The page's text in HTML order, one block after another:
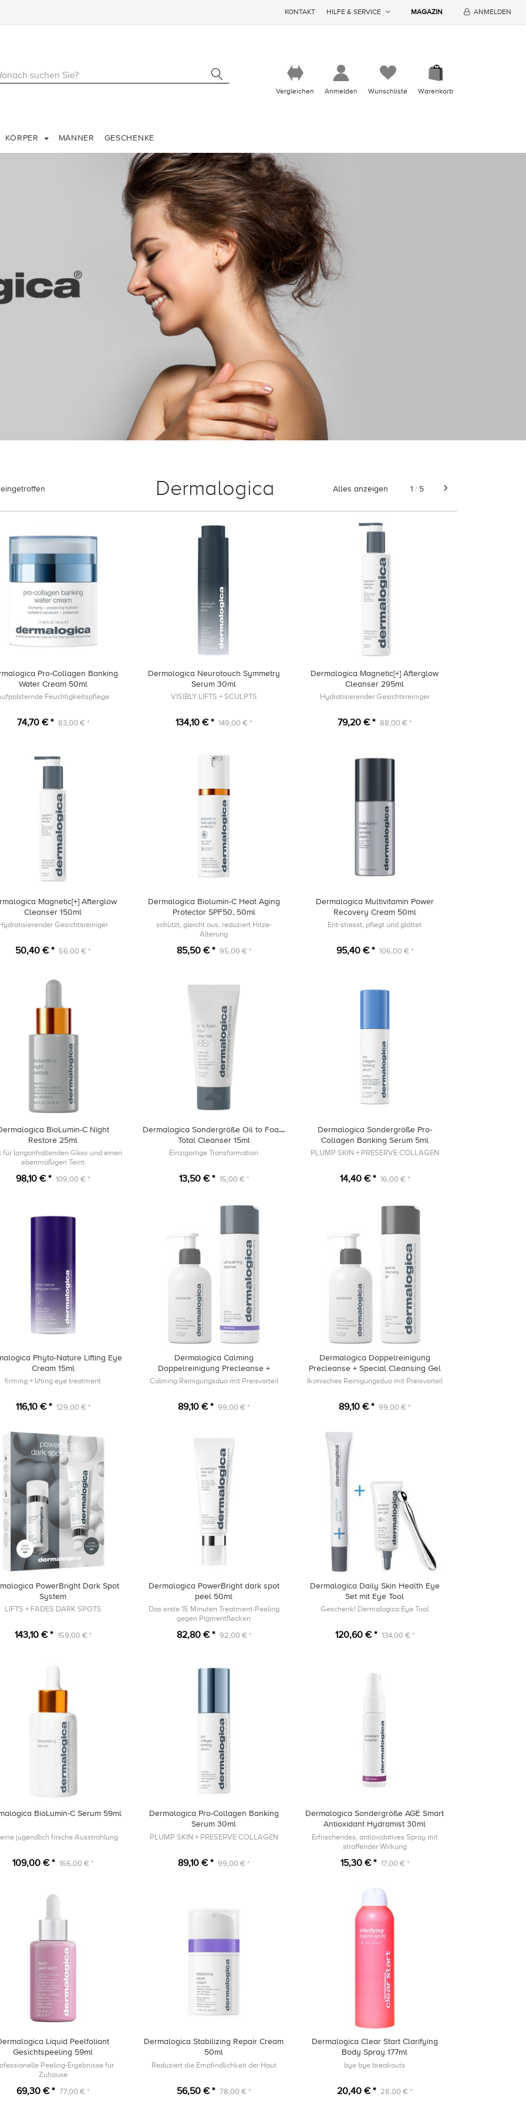
KONTAKT HILFE & SERVICE MAGAZIN ANMELDEN
Vergleichen Anmelden Wunschliste Warenkorb
KÖRPER MÄNNER GESCHENKE
Dermalogica Alles anzeigen 1 / 5
Pro-Collagen Banking
Water Cream 50ml
Feuchtigkeitspflege
74,70 € * 83,00 € *
Dermologica Neurotouch Symmetry
Serum 30ml
VISIBLY LIFTS + SCULPTS
134,10 € * 149,00 € *
Dermalogica Magnetic[+] Afterglow
Cleanser 295ml
Hydratisierender Gesichtsreiniger
79,20 € * 88,00 € *
Magnetic[+] Afterglow
Cleanser 150ml
Gesichtsreiniger
50,40 € * 56,00 € *
Dermalogica Biolumin-C Heat Aging
Protector SPF50, 50ml
schützt, gleicht aus, reduziert Hitze-
Alterung
85,50 € * 95,00 € *
Dermalogica Multivitamin Power
Recovery Cream 50ml
Ent-stresst, pflegt und glättet
95,40 € * 106,00 € *
BioLumin-C Night
Restore 25ml
für langanhaltenden Glow und einen
ebenmäßigen Teint
98,10 € * 109,00 € *
Dermalogica Sondergröße Oil to Foam
Total Cleanser 15ml
Einzigartige Transformation
13,50 € * 15,00 € *
Dermalogica Sondergröße Pro-
Collagen Banking Serum 5ml
PLUMP SKIN + PRESERVE COLLAGEN
14,40 € * 16,00 € *
Phyto-Nature Lifting Eye
Cream 15ml
firming + lifting eye treatment
116,10 € * 129,00 € *
Dermalogica Calming
Doppelreinigung Precleanse +
UltraCalming Cleanser
Calming Reinigungsduo mit Preisvorteil
89,10 € * 99,00 € *
Dermalogica Doppelreinigung
Precleanse + Special Cleansing Gel
Ikonisches Reinigungsduo mit Preisvorteil
89,10 € * 99,00 € *
PowerBright Dark Spot
System
LIFTS + FADES DARK SPOTS
143,10 € * 159,00 € *
Dermalogica PowerBright dark spot
peel 50ml
Das erste 15 Minuten Treatment-Peeling
gegen Pigmentflecken
82,80 € * 92,00 € *
Dermalogica Daily Skin Health Eye
Set mit Eye Tool
Geschenk! Dermalogica Eye Tool
120,60 € * 134,00 € *
BioLumin-C Serum 59ml
jugendlich frische Ausstrahlung
109,00 € * 166,00 € *
Dermalogica Pro-Collagen Banking
Serum 30ml
PLUMP SKIN + PRESERVE COLLAGEN
89,10 € * 99,00 € *
Dermalogica Sondergröße AGE Smart
Antioxidant Hydramist 30ml
Erfrischendes, antioxidatives Spray mit
straffender Wirkung
15,30 € * 17,00 € *
Liquid Peelfoliant
Gesichtspeeling 59ml
Peeling-Ergebnisse für
Zuhause
69,30 € * 77,00 € *
Dermalogica Stabilizing Repair Cream
50ml
Reduziert die Empfindlichkeit der Haut
56,50 € * 78,00 € *
Dermalogica Clear Start Clarifying
Body Spray 177ml
bye bye breakouts
20,40 € * 28,00 € *